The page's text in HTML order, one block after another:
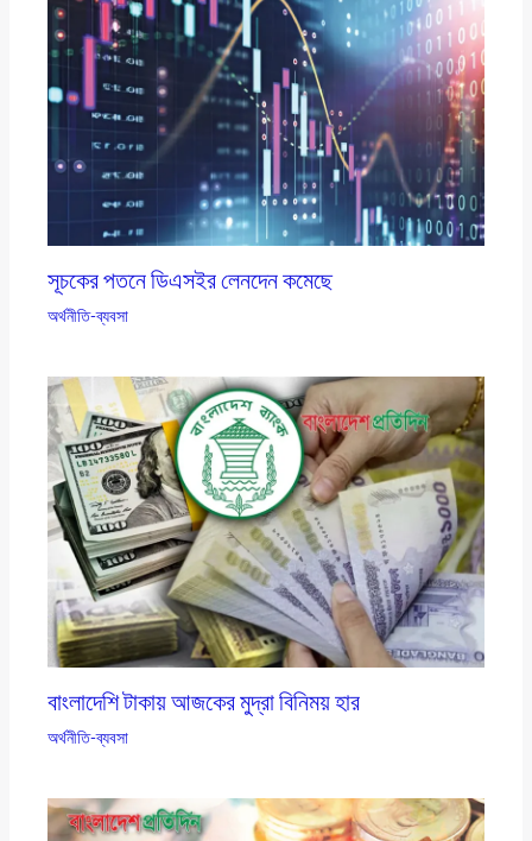
সূচকের পতনে ডিএসইর লেনদেন কমেছে
অর্থনীতি-ব্যবসা
বাংলাদেশি টাকায় আজকের মুদ্রা বিনিময় হার
অর্থনীতি-ব্যবসা